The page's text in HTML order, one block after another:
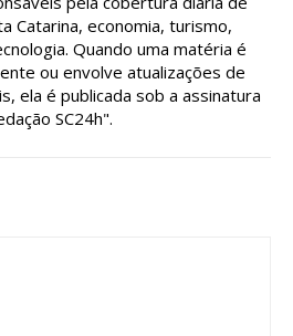
Catarina, economia, turismo,
Quando uma matéria é
ou envolve atualizações de
ela é publicada sob a assinatura
SC24h".